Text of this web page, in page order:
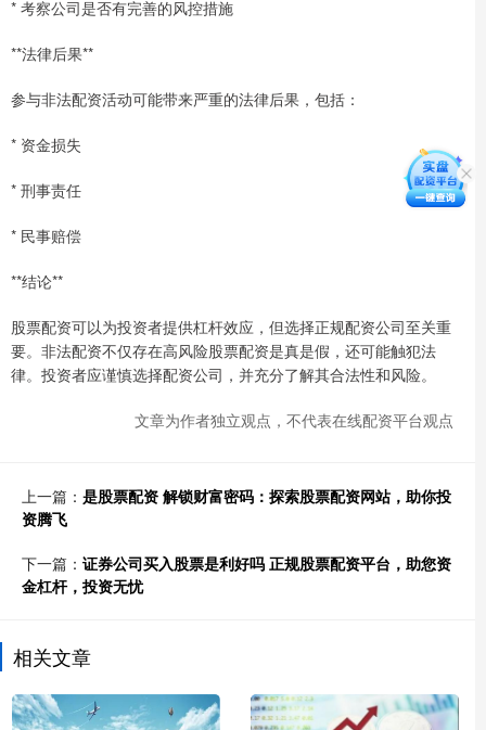
* 考察公司是否有完善的风控措施
**法律后果**
参与非法配资活动可能带来严重的法律后果，包括：
* 资金损失
* 刑事责任
* 民事赔偿
**结论**
股票配资可以为投资者提供杠杆效应，但选择正规配资公司至关重
要。非法配资不仅存在高风险股票配资是真是假，还可能触犯法
律。投资者应谨慎选择配资公司，并充分了解其合法性和风险。
文章为作者独立观点，不代表在线配资平台观点
上一篇： 是股票配资 解锁财富密码：探索股票配资网站，助你投
资腾飞
下一篇： 证券公司买入股票是利好吗 正规股票配资平台，助您资
金杠杆，投资无忧
相关文章